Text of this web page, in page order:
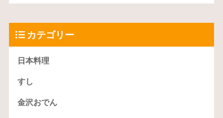
カテゴリー
日本料理
すし
金沢おでん